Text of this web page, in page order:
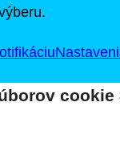
cookie